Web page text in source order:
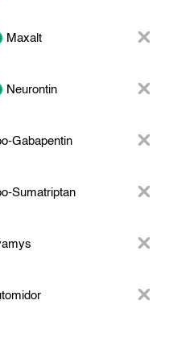
Maxalt
Neurontin
Gabapentin
Sumatriptan